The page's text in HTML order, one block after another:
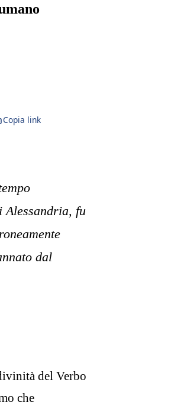
Copia link
Alessandria, fu
dal
del Verbo
che